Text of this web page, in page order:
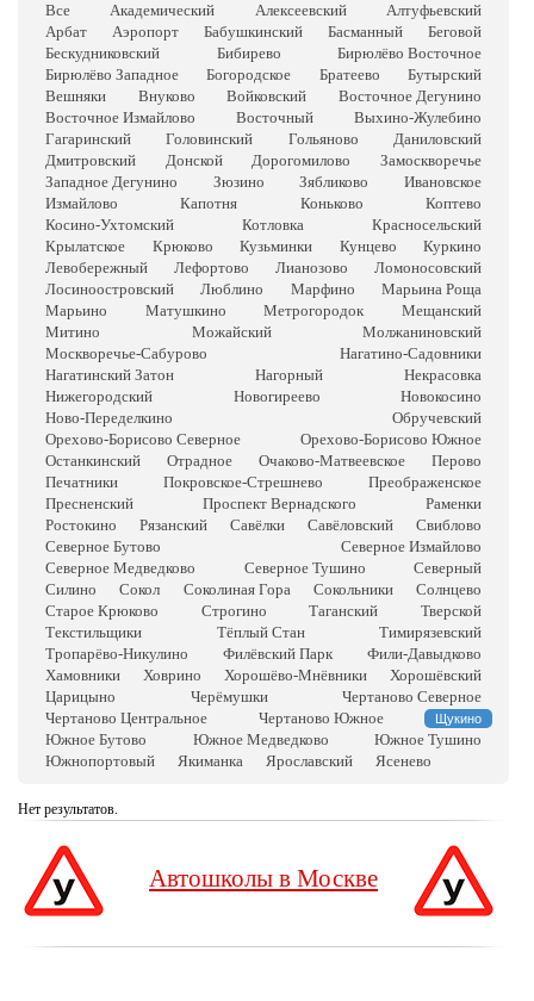
Все Академический Алексеевский
Алтуфьевский
Арбат
Аэропорт Бабушкинский Басманный
Беговой
Бескудниковский
Бибирево
Бирюлёво Восточное
Бирюлёво Западное
Богородское Братеево
Бутырский
Вешняки
Внуково Войковский
Восточное Дегунино
Восточное Измайлово
Восточный
Выхино-Жулебино
Гагаринский
Головинский Гольяново
Даниловский
Дмитровский
Донской Дорогомилово
Замоскворечье
Западное Дегунино
Зюзино Зябликово
Ивановское
Измайлово
Капотня Коньково
Коптево
Косино-Ухтомский
Котловка
Красносельский
Крылатское
Крюково Кузьминки Кунцево
Куркино
Левобережный
Лефортово Лианозово
Ломоносовский
Лосиноостровский
Люблино Марфино
Марьина Роща
Марьино
Матушкино Метрогородок
Мещанский
Митино
Можайский
Молжаниновский
Москворечье-Сабурово
Нагатино-Садовники
Нагатинский Затон
Нагорный
Некрасовка
Нижегородский
Новогиреево
Новокосино
Ново-Переделкино
Обручевский
Орехово-Борисово Северное
Орехово-Борисово Южное
Останкинский
Отрадное Очаково-Матвеевское
Перово
Печатники
Покровское-Стрешнево
Преображенское
Пресненский
Проспект Вернадского
Раменки
Ростокино
Рязанский Савёлки Савёловский
Свиблово
Северное Бутово
Северное Измайлово
Северное Медведково
Северное Тушино
Северный
Силино
Сокол Соколиная Гора Сокольники
Солнцево
Старое Крюково
Строгино Таганский
Тверской
Текстильщики
Тёплый Стан
Тимирязевский
Тропарёво-Никулино
Филёвский Парк
Фили-Давыдково
Хамовники
Ховрино Хорошёво-Мнёвники
Хорошёвский
Царицыно
Черёмушки
Чертаново Северное
Чертаново Центральное
Чертаново Южное Щукино
Южное Бутово Южное Медведково
Южное Тушино
Южнопортовый
Якиманка Ярославский Ясенево
Нет результатов.
Автошколы в Москве